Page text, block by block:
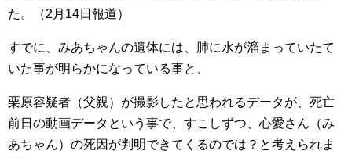
た。（2月14日報道）
すでに、みあちゃんの遺体には、肺に水が溜まっていたて
いた事が明らかになっている事と、
栗原容疑者（父親）が撮影したと思われるデータが、死亡
前日の動画データという事で、すこしずつ、心愛さん（み
あちゃん）の死因が判明できてくるのでは？と考えられま